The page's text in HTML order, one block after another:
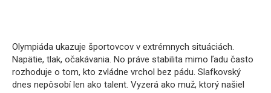
Olympiáda ukazuje športovcov v extrémnych situáciách.
Napätie, tlak, očakávania. No práve stabilita mimo ľadu často
rozhoduje o tom, kto zvládne vrchol bez pádu. Slafkovský
dnes nepôsobí len ako talent. Vyzerá ako muž, ktorý našiel